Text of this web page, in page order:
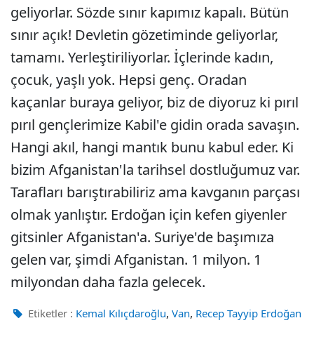
geliyorlar. Sözde sınır kapımız kapalı. Bütün
sınır açık! Devletin gözetiminde geliyorlar,
tamamı. Yerleştiriliyorlar. İçlerinde kadın,
çocuk, yaşlı yok. Hepsi genç. Oradan
kaçanlar buraya geliyor, biz de diyoruz ki pırıl
pırıl gençlerimize Kabil'e gidin orada savaşın.
Hangi akıl, hangi mantık bunu kabul eder. Ki
bizim Afganistan'la tarihsel dostluğumuz var.
Tarafları barıştırabiliriz ama kavganın parçası
olmak yanlıştır. Erdoğan için kefen giyenler
gitsinler Afganistan'a. Suriye'de başımıza
gelen var, şimdi Afganistan. 1 milyon. 1
milyondan daha fazla gelecek.
Etiketler : Kemal Kılıçdaroğlu, Van, Recep Tayyip Erdoğan